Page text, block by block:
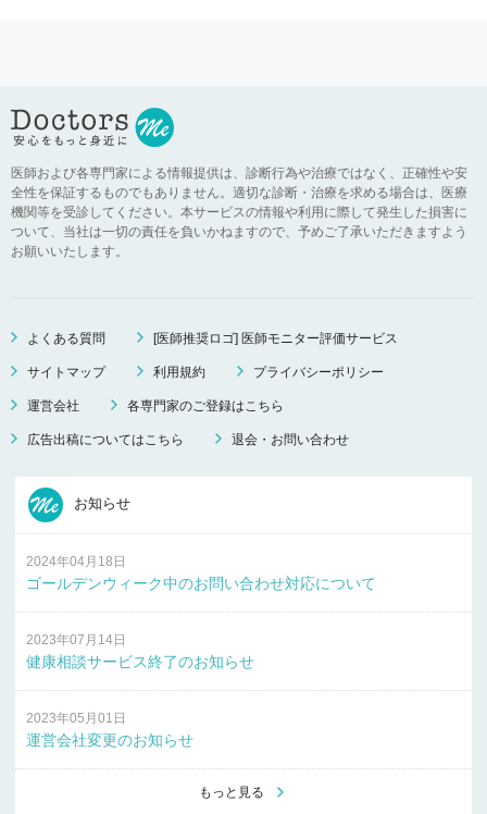
医師および各専門家による情報提供は、診断行為や治療ではなく、正確性や安
全性を保証するものでもありません。適切な診断・治療を求める場合は、医療
機関等を受診してください。本サービスの情報や利用に際して発生した損害に
ついて、当社は一切の責任を負いかねますので、予めご了承いただきますよう
お願いいたします。
よくある質問 [医師推奨ロゴ] 医師モニター評価サービス
サイトマップ 利用規約 プライバシーポリシー
運営会社 各専門家のご登録はこちら
広告出稿についてはこちら 退会・お問い合わせ
お知らせ
2024年04月18日
ゴールデンウィーク中のお問い合わせ対応について
2023年07月14日
健康相談サービス終了のお知らせ
2023年05月01日
運営会社変更のお知らせ
もっと見る